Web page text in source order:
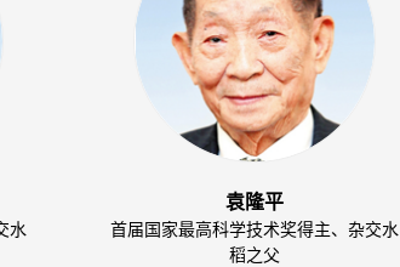
水
袁隆平
首届国家最高科学技术奖得主、杂交水
稻之父